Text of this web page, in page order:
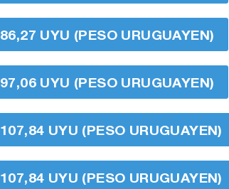
86,27 UYU (PESO URUGUAYEN)
97,06 UYU (PESO URUGUAYEN)
107,84 UYU (PESO URUGUAYEN)
107,84 UYU (PESO URUGUAYEN)